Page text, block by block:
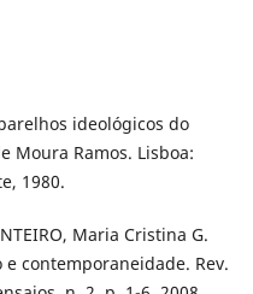
ideológicos do
Moura Ramos. Lisboa:
1980.
Maria Cristina G.
contemporaneidade. Rev.